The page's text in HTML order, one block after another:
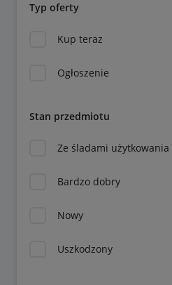
Typ oferty
Kup teraz
Ogłoszenie
Stan przedmiotu
Ze śladami użytkowania
Bardzo dobry
Nowy
Uszkodzony